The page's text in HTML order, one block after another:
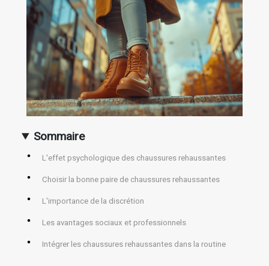
Sommaire
L'effet psychologique des chaussures rehaussantes
Choisir la bonne paire de chaussures rehaussantes
L'importance de la discrétion
Les avantages sociaux et professionnels
Intégrer les chaussures rehaussantes dans la routine